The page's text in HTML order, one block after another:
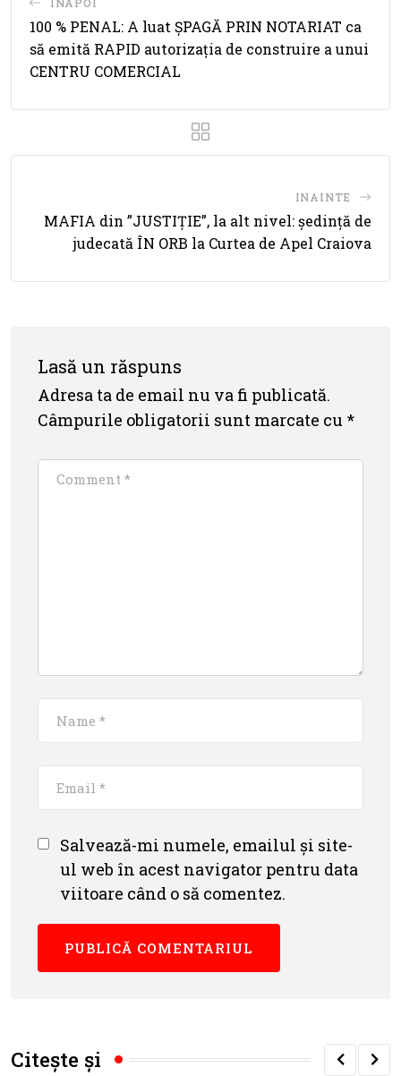
100 % PENAL: A luat ȘPAGĂ PRIN NOTARIAT ca
să emită RAPID autorizația de construire a unui
CENTRU COMERCIAL
INAINTE
MAFIA din ”JUSTIȚIE”, la alt nivel: ședință de
judecată ÎN ORB la Curtea de Apel Craiova
Lasă un răspuns
Adresa ta de email nu va fi publicată.
Câmpurile obligatorii sunt marcate cu *
Salvează-mi numele, emailul și site-
ul web în acest navigator pentru data
viitoare când o să comentez.
Citește și